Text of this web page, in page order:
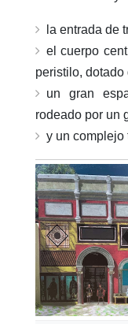
la entrada de
el cuerpo
peristilo,
un gran
rodeado por un
y un complejo